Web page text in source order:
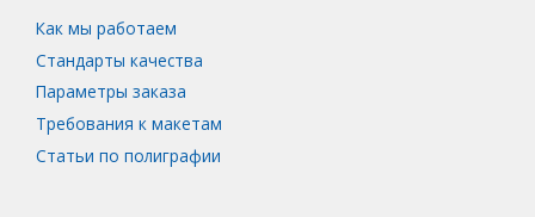
Как мы работаем
Стандарты качества
Параметры заказа
Требования к макетам
Статьи по полиграфии